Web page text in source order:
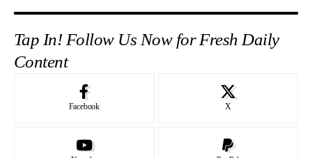
Tap In! Follow Us Now for Fresh Daily
Content
Facebook X